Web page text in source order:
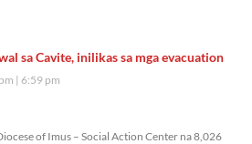
sa Cavite, inilikas sa mga evacuation
6:59 pm
of Imus – Social Action Center na 8,026